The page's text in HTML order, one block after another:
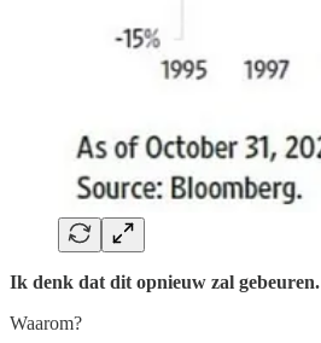
Ik denk dat dit opnieuw zal gebeuren.
Waarom?